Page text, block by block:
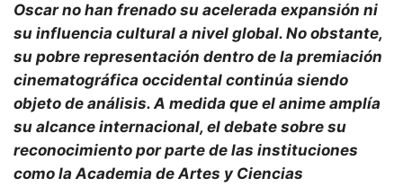
Oscar no han frenado su acelerada expansión ni
su influencia cultural a nivel global. No obstante,
su pobre representación dentro de la premiación
cinematográfica occidental continúa siendo
objeto de análisis. A medida que el anime amplía
su alcance internacional, el debate sobre su
reconocimiento por parte de las instituciones
como la Academia de Artes y Ciencias